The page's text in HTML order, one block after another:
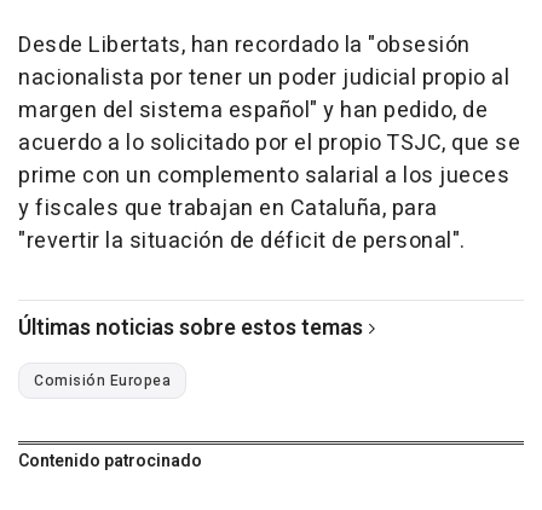
Desde Libertats, han recordado la "obsesión
nacionalista por tener un poder judicial propio al
margen del sistema español" y han pedido, de
acuerdo a lo solicitado por el propio TSJC, que se
prime con un complemento salarial a los jueces
y fiscales que trabajan en Cataluña, para
"revertir la situación de déficit de personal".
Últimas noticias sobre estos temas
Comisión Europea
Contenido patrocinado